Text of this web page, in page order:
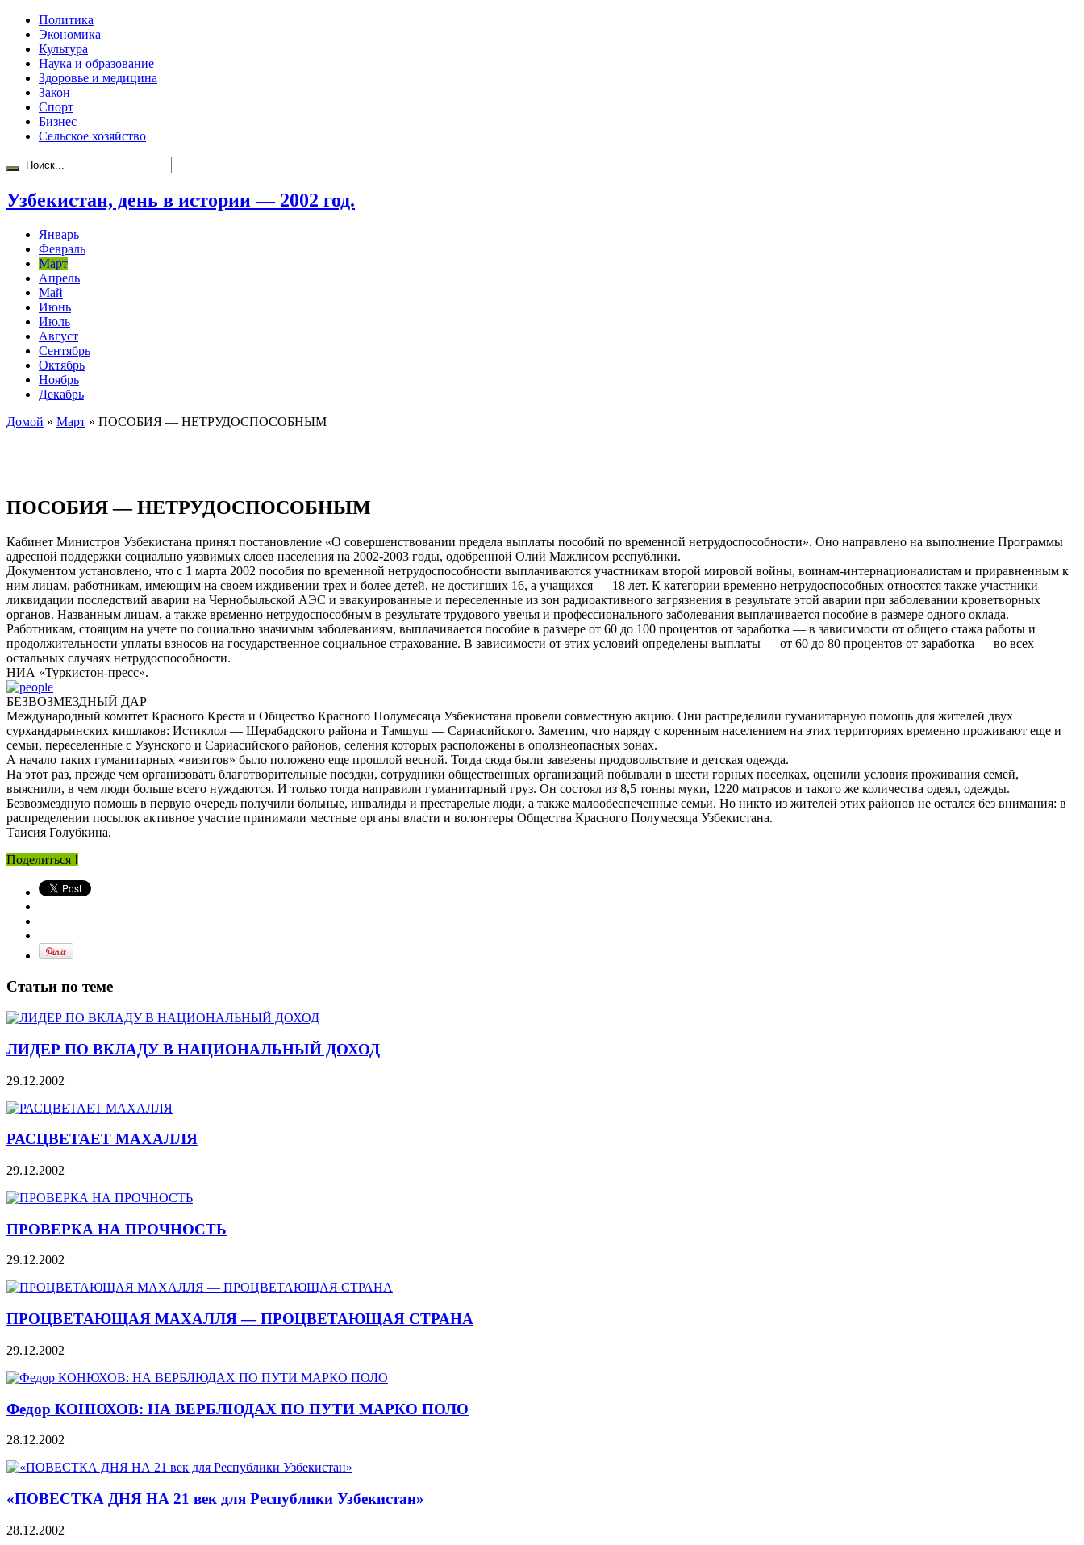
Политика
Экономика
Культура
Наука и образование
Здоровье и медицина
Закон
Спорт
Бизнес
Сельское хозяйство
Узбекистан, день в истории — 2002 год.
Январь
Февраль
Март
Апрель
Май
Июнь
Июль
Август
Сентябрь
Октябрь
Ноябрь
Декабрь
Домой » Март » ПОСОБИЯ — НЕТРУДОСПОСОБНЫМ
ПОСОБИЯ — НЕТРУДОСПОСОБНЫМ
Кабинет Министров Узбекистана принял постановление «О совершенствовании предела выплаты пособий по временной нетрудоспособности». Оно направлено на выполнение Программы
адресной поддержки социально уязвимых слоев населения на 2002-2003 годы, одобренной Олий Мажлисом республики.
Документом установлено, что с 1 марта 2002 пособия по временной нетрудоспособности выплачиваются участникам второй мировой войны, воинам-интернационалистам и приравненным к
ним лицам, работникам, имеющим на своем иждивении трех и более детей, не достигших 16, а учащихся — 18 лет. К категории временно нетрудоспособных относятся также участники
ликвидации последствий аварии на Чернобыльской АЭС и эвакуированные и переселенные из зон радиоактивного загрязнения в результате этой аварии при заболевании кроветворных
органов. Названным лицам, а также временно нетрудоспособным в результате трудового увечья и профессионального заболевания выплачивается пособие в размере одного оклада.
Работникам, стоящим на учете по социально значимым заболеваниям, выплачивается пособие в размере от 60 до 100 процентов от заработка — в зависимости от общего стажа работы и
продолжительности уплаты взносов на государственное социальное страхование. В зависимости от этих условий определены выплаты — от 60 до 80 процентов от заработка — во всех
остальных случаях нетрудоспособности.
НИА «Туркистон-пресс».
БЕЗВОЗМЕЗДНЫЙ ДАР
Международный комитет Красного Креста и Общество Красного Полумесяца Узбекистана провели совместную акцию. Они распределили гуманитарную помощь для жителей двух
сурхандарьинских кишлаков: Истиклол — Шерабадского района и Тамшуш — Сариасийского. Заметим, что наряду с коренным населением на этих территориях временно проживают еще и
семьи, переселенные с Узунского и Сариасийского районов, селения которых расположены в оползнеопасных зонах.
А начало таких гуманитарных «визитов» было положено еще прошлой весной. Тогда сюда были завезены продовольствие и детская одежда.
На этот раз, прежде чем организовать благотворительные поездки, сотрудники общественных организаций побывали в шести горных поселках, оценили условия проживания семей,
выяснили, в чем люди больше всего нуждаются. И только тогда направили гуманитарный груз. Он состоял из 8,5 тонны муки, 1220 матрасов и такого же количества одеял, одежды.
Безвозмездную помощь в первую очередь получили больные, инвалиды и престарелые люди, а также малообеспеченные семьи. Но никто из жителей этих районов не остался без внимания: в
распределении посылок активное участие принимали местные органы власти и волонтеры Общества Красного Полумесяца Узбекистана.
Таисия Голубкина.
Поделиться !
Статьи по теме
ЛИДЕР ПО ВКЛАДУ В НАЦИОНАЛЬНЫЙ ДОХОД
29.12.2002
РАСЦВЕТАЕТ МАХАЛЛЯ
29.12.2002
ПРОВЕРКА НА ПРОЧНОСТЬ
29.12.2002
ПРОЦВЕТАЮЩАЯ МАХАЛЛЯ — ПРОЦВЕТАЮЩАЯ СТРАНА
29.12.2002
Федор КОНЮХОВ: НА ВЕРБЛЮДАХ ПО ПУТИ МАРКО ПОЛО
28.12.2002
«ПОВЕСТКА ДНЯ НА 21 век для Республики Узбекистан»
28.12.2002